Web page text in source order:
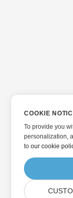
COOKIE
To provide you
personalization,
toour cookie